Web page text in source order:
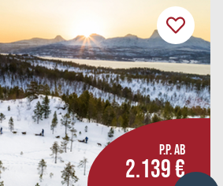
P.P. AB
2.139 €